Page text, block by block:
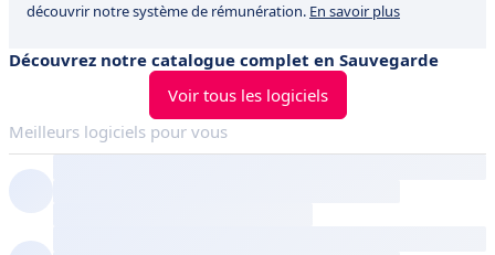
découvrir notre système de rémunération. En savoir plus
Découvrez notre catalogue complet en Sauvegarde
Voir tous les logiciels
Meilleurs logiciels pour vous